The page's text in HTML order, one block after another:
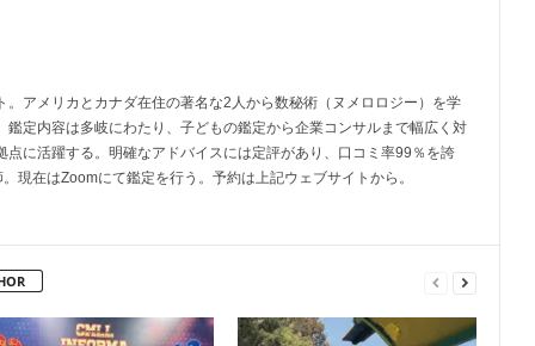
。アメリカとカナダ在住の著名な2人から数秘術（ヌメロロジー）を学
鑑定内容は多岐にわたり、子どもの鑑定から企業コンサルまで幅広く対
点に活躍する。明確なアドバイスには定評があり、口コミ率99％を誇
。現在はZoomにて鑑定を行う。予約は上記ウェブサイトから。